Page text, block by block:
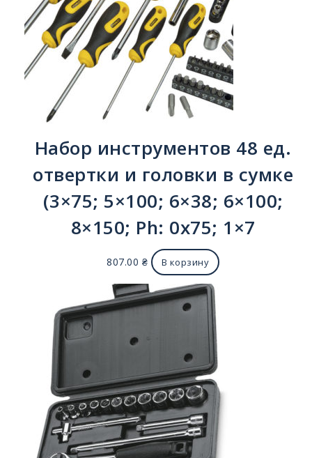
Набор инструментов 48 ед.
отвертки и головки в сумке
(3×75; 5×100; 6×38; 6×100;
8×150; Ph: 0x75; 1×7
807.00 ₴ В корзину